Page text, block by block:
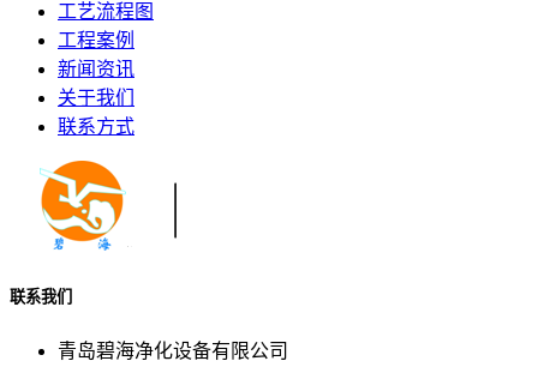
工艺流程图
工程案例
新闻资讯
关于我们
联系方式
联系我们
青岛碧海净化设备有限公司